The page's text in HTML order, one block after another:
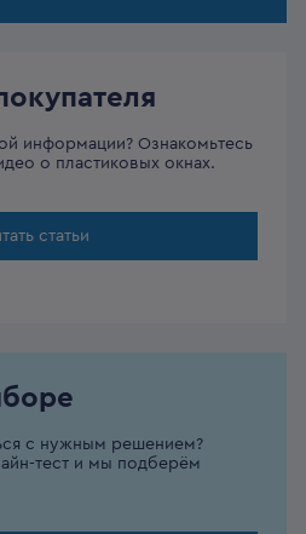
информации? Ознакомьтесь
о пластиковых окнах.
статьи
с нужным решением?
тест и мы подберём